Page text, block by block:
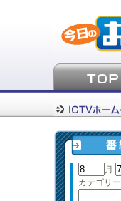
月
カテゴリー